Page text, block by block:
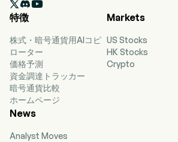

特徴
株式・暗号通貨用AIコピ
ローター
価格予測
資金調達トラッカー
暗号通貨比較
ホームページ
Markets
US Stocks
HK Stocks
Crypto
News
Analyst Moves